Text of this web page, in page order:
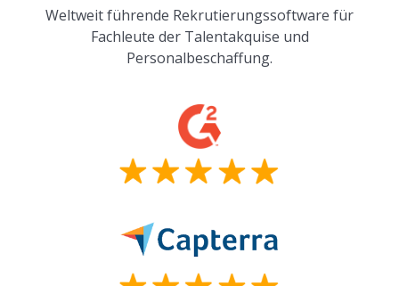
Weltweit führende Rekrutierungssoftware für
Fachleute der Talentakquise und
Personalbeschaffung.